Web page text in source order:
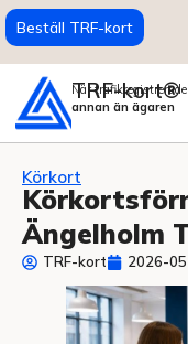
Beställ TRF-kort
TRF-kort®
När trafikregistrerade
annan än ägaren
Körkort
Ängelholm
TRF-kort 2026-